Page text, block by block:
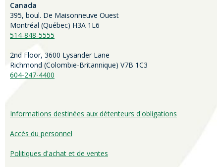
Canada
395, boul. De Maisonneuve Ouest
Montréal (Québec) H3A 1L6
514-848-5555
2nd Floor, 3600 Lysander Lane
Richmond (Colombie-Britannique) V7B 1C3
604-247-4400
Informations destinées aux détenteurs d'obligations
Accès du personnel
Politiques d'achat et de ventes